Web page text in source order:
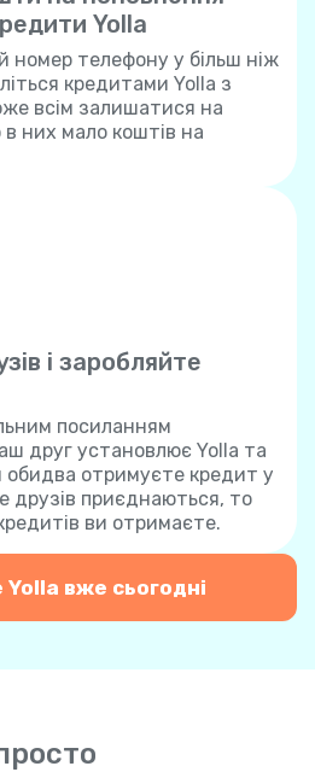
Yolla
номер телефону у більш ніж
кредитами Yolla з
всім залишатися на
в них мало коштів на
і заробляйте
посиланням
друг установлює Yolla та
обидва отримуєте кредит у
друзів приєднаються, то
ви отримаєте.
вже сьогодні